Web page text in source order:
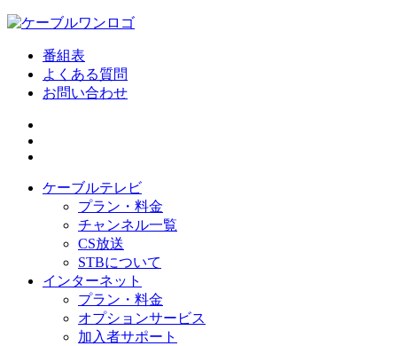
番組表
よくある質問
お問い合わせ
ケーブルテレビ
プラン・料金
チャンネル一覧
CS放送
STBについて
インターネット
プラン・料金
オプションサービス
加入者サポート